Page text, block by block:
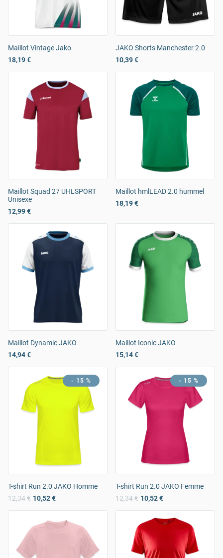
Maillot Vintage Jako
18,19 €
JAKO Shorts Manchester 2.0
10,39 €
Maillot Squad 27 UHLSPORT
Unisexe
12,99 €
Maillot hmlLEAD 2.0 hummel
18,19 €
Maillot Dynamic JAKO
14,94 €
Maillot Iconic JAKO
15,14 €
- 15 %
T-shirt Run 2.0 JAKO Homme
12,34 € 10,52 €
- 15 %
T-shirt Run 2.0 JAKO Femme
12,34 € 10,52 €